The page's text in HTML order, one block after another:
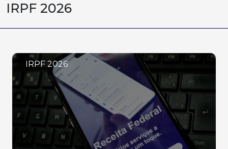
IRPF 2026
IRPF 2026